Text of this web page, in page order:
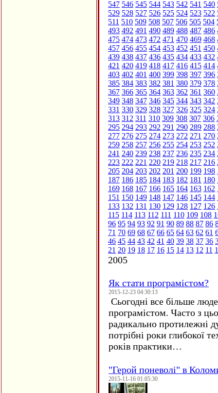
547 546 545 544 543 542 541 540
529 528 527 526 525 524 523 522
511 510 509 508 507 506 505 504
493 492 491 490 489 488 487 486
475 474 473 472 471 470 469 468
457 456 455 454 453 452 451 450
439 438 437 436 435 434 433 432
421 420 419 418 417 416 415 414
403 402 401 400 399 398 397 396
385 384 383 382 381 380 379 378
367 366 365 364 363 362 361 360
349 348 347 346 345 344 343 342
331 330 329 328 327 326 325 324
313 312 311 310 309 308 307 306
295 294 293 292 291 290 289 288
277 276 275 274 273 272 271 270
259 258 257 256 255 254 253 252
241 240 239 238 237 236 235 234
223 222 221 220 219 218 217 216
205 204 203 202 201 200 199 198
187 186 185 184 183 182 181 180
169 168 167 166 165 164 163 162
151 150 149 148 147 146 145 144
133 132 131 130 129 128 127 126
115 114 113 112 111 110 109 108
96 95 94 93 92 91 90 89 88 87 86
71 70 69 68 67 66 65 64 63 62 61
46 45 44 43 42 41 40 39 38 37 36
21 20 19 18 17 16 15 14 13 12 11
2005
Як стати програмістом?
2015-12-23 04:30:13
Сьогодні все більше
програмістом. Часто з
радикально протилежні
потрібні роки глибокої
років практики…
"Герой поневолі" в
2015-11-16 01:05:30